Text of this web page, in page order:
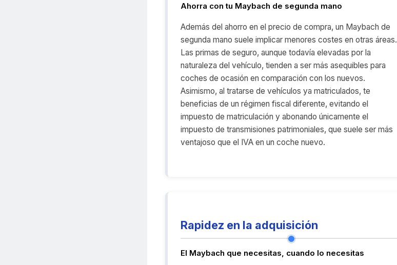
Ahorra con tu Maybach de segunda mano
Además del ahorro en el precio de compra, un Maybach de
segunda mano suele implicar menores costes en otras áreas.
Las primas de seguro, aunque todavía elevadas por la
naturaleza del vehículo, tienden a ser más asequibles para
coches de ocasión en comparación con los nuevos.
Asimismo, al tratarse de vehículos ya matriculados, te
beneficias de un régimen fiscal diferente, evitando el
impuesto de matriculación y abonando únicamente el
impuesto de transmisiones patrimoniales, que suele ser más
ventajoso que el IVA en un coche nuevo.
Rapidez en la adquisición
El Maybach que necesitas, cuando lo necesitas